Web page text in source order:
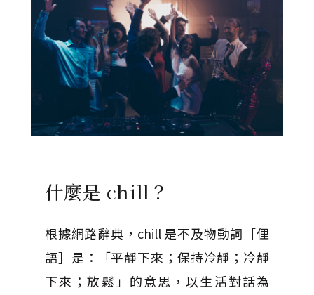
什麼是 chill？
根據網路辭典，chill 是不及物動詞［俚
語］是：「平靜下來；保持冷靜；冷靜
下來；放鬆」的意思，以生活對話為